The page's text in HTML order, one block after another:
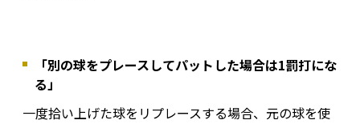
「別の球をプレースしてパットした場合は1罰打にな
る」
一度拾い上げた球をリプレースする場合、元の球を使